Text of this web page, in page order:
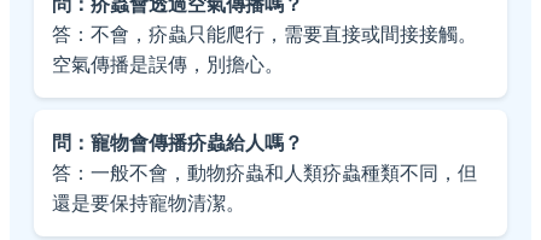
問：疥蟲會透過空氣傳播嗎？
答：不會，疥蟲只能爬行，需要直接或間接接觸。
空氣傳播是誤傳，別擔心。
問：寵物會傳播疥蟲給人嗎？
答：一般不會，動物疥蟲和人類疥蟲種類不同，但
還是要保持寵物清潔。